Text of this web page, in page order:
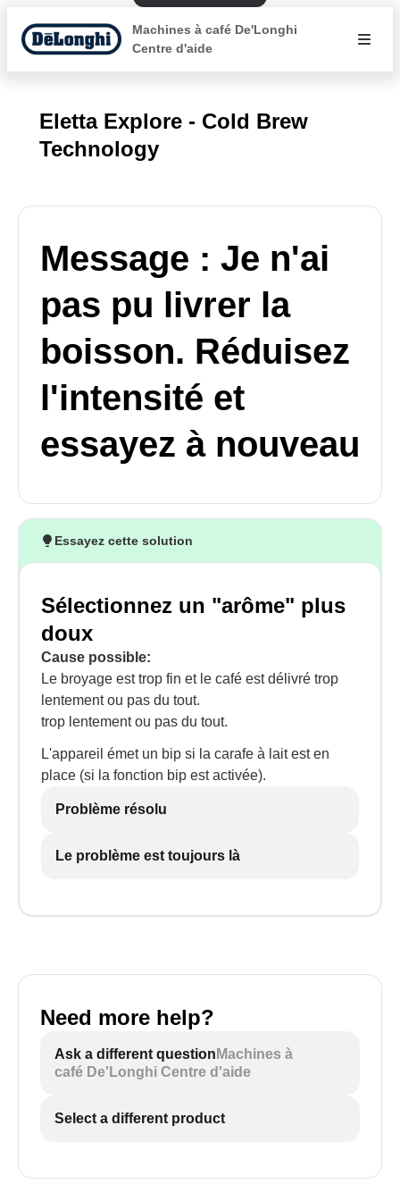
Machines à café De'Longhi
Centre d'aide
Eletta Explore - Cold Brew
Technology
Message : Je n'ai
pas pu livrer la
boisson. Réduisez
l'intensité et
essayez à nouveau
Essayez cette solution
Sélectionnez un "arôme" plus
doux
Cause possible:
Le broyage est trop fin et le café est délivré trop
lentement ou pas du tout.
trop lentement ou pas du tout.
L'appareil émet un bip si la carafe à lait est en
place (si la fonction bip est activée).
Problème résolu
Le problème est toujours là
Need more help?
Ask a different question Machines à
café De'Longhi Centre d'aide
Select a different product